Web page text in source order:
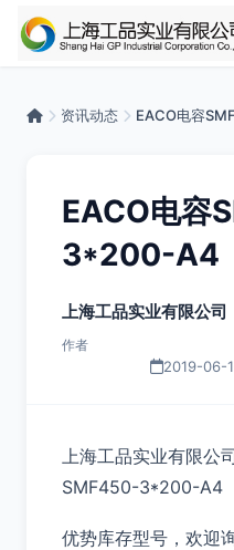
资讯动态 EACO电容
EACO电容
3*200-A4
上海工品实业有限公司
作者
2019-06-
上海工品实业有限公
SMF450-3*200-A4
优势库存型号，欢迎